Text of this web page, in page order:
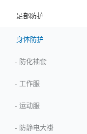
足部防护
身体防护
- 防化袖套
- 工作服
- 运动服
- 防静电大褂